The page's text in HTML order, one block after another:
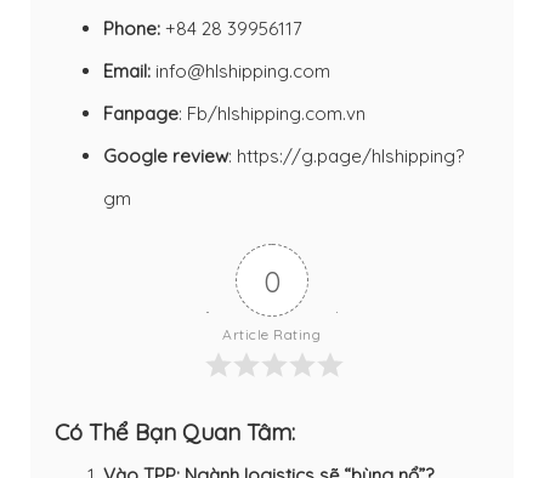
Phone: +84 28 39956117
Email: info@hlshipping.com
Fanpage: Fb/hlshipping.com.vn
Google review: https://g.page/hlshipping?
gm
0
Article Rating
Có Thể Bạn Quan Tâm: